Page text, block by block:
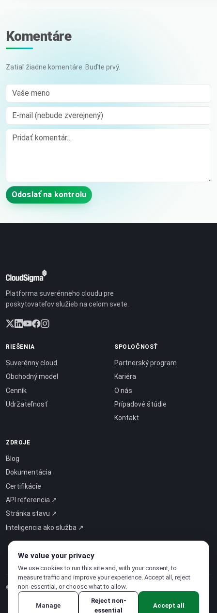
Komentáre
Zatiaľ žiadne komentáre. Buďte prvý.
Vaše meno
E-mail (nebude zverejnený)
Comment
Odoslať na kontrolu
Platforma suverénneho cloudu pre
poskytovateľov služieb na celom svete.
RIEŠENIA
Suverénny cloud
Obchodný model
Cenník
Udržateľnosť
SPOLOČNOSŤ
Partnerský program
Kariéra
O nás
Prípadové štúdie
Kontakt
ZDROJE
Blog
Dokumentácia
Certifikácie
API referencia ↗
Stránka stavu ↗
Inteligencia ako služba ↗
© 2026 CloudSigma Holding AG.Všetky práva vyhradené
We value your privacy
We use cookies to run this site and, with your consent, to
measure traffic and improve your experience. Accept all, reject
non-essential, or choose what to allow.
Manage
Reject non-
essential
Accept all